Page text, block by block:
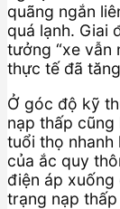
quãng ngắn
quá lạnh. Giai
tưởng “xe vẫn
thực tế đã
Ở góc độ kỹ
nạp thấp
tuổi thọ nhanh
của ắc quy
điện áp xuống
trạng nạp